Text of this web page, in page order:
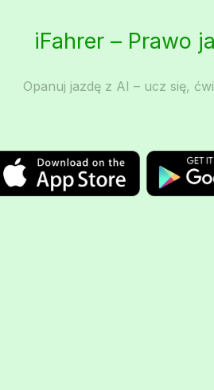
iFahrer – Prawo
Opanuj jazdę z AI – ucz się,